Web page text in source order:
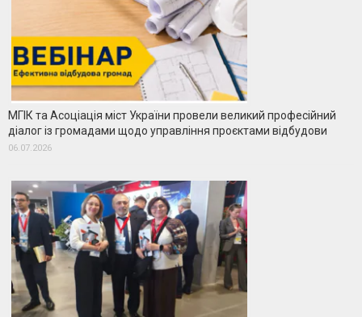
МГІК та Асоціація міст України провели великий професійний
діалог із громадами щодо управління проєктами відбудови
06.07.2026